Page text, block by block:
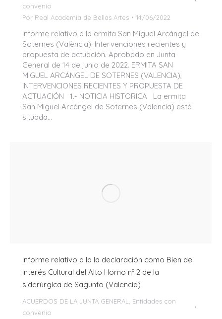
convenio
Por Real Academia de Bellas Artes 14/06/2022
Informe relativo a la ermita San Miguel Arcángel de
Soternes (València). Intervenciones recientes y
propuesta de actuación. Aprobado en Junta
General de 14 de junio de 2022. ERMITA SAN
MIGUEL ARCÁNGEL DE SOTERNES (VALENCIA),
INTERVENCIONES RECIENTES Y PROPUESTA DE
ACTUACIÓN 1.- NOTICIA HISTORICA La ermita
San Miguel Arcángel de Soternes (Valencia) está
situada…
Informe relativo a la la declaración como Bien de
Interés Cultural del Alto Horno nº 2 de la
siderúrgica de Sagunto (Valencia)
ACUERDOS DE LA JUNTA GENERAL
Entidades con
convenio